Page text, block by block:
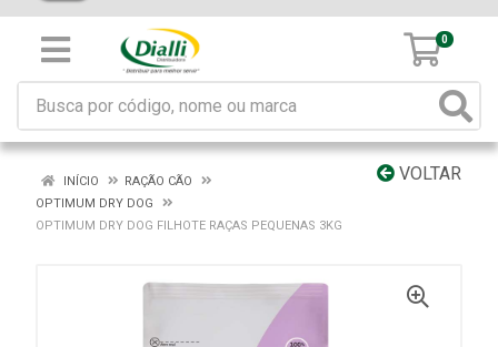
0
VOLTAR
INÍCIO
RAÇÃO CÃO
OPTIMUM DRY DOG
OPTIMUM DRY DOG FILHOTE RAÇAS PEQUENAS 3KG